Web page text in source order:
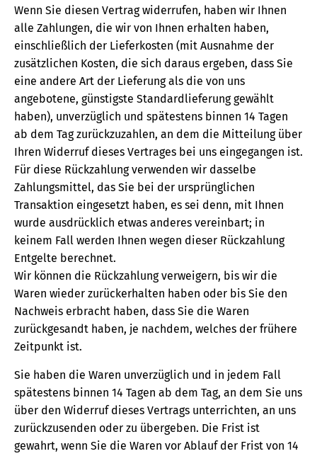
Wenn Sie diesen Vertrag widerrufen, haben wir Ihnen
alle Zahlungen, die wir von Ihnen erhalten haben,
einschließlich der Lieferkosten (mit Ausnahme der
zusätzlichen Kosten, die sich daraus ergeben, dass Sie
eine andere Art der Lieferung als die von uns
angebotene, günstigste Standardlieferung gewählt
haben), unverzüglich und spätestens binnen 14 Tagen
ab dem Tag zurückzuzahlen, an dem die Mitteilung über
Ihren Widerruf dieses Vertrages bei uns eingegangen ist.
Für diese Rückzahlung verwenden wir dasselbe
Zahlungsmittel, das Sie bei der ursprünglichen
Transaktion eingesetzt haben, es sei denn, mit Ihnen
wurde ausdrücklich etwas anderes vereinbart; in
keinem Fall werden Ihnen wegen dieser Rückzahlung
Entgelte berechnet.
Wir können die Rückzahlung verweigern, bis wir die
Waren wieder zurückerhalten haben oder bis Sie den
Nachweis erbracht haben, dass Sie die Waren
zurückgesandt haben, je nachdem, welches der frühere
Zeitpunkt ist.
Sie haben die Waren unverzüglich und in jedem Fall
spätestens binnen 14 Tagen ab dem Tag, an dem Sie uns
über den Widerruf dieses Vertrags unterrichten, an uns
zurückzusenden oder zu übergeben. Die Frist ist
gewahrt, wenn Sie die Waren vor Ablauf der Frist von 14